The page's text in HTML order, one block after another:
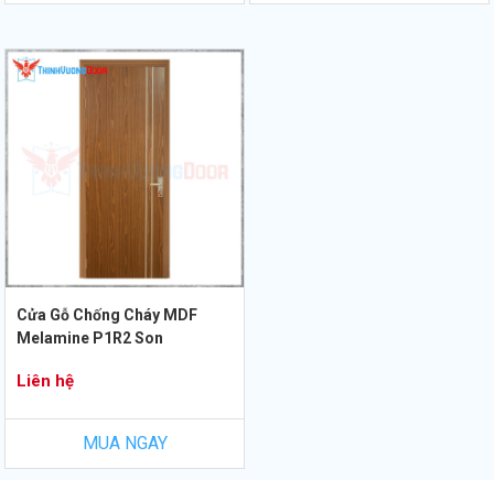
Cửa Gỗ Chống Cháy MDF
Melamine P1R2 Son
Liên hệ
MUA NGAY